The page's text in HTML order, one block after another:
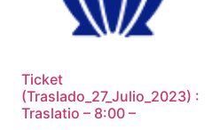
Ticket
(Traslado_27_Julio_2023) :
Traslatio – 8:00 –